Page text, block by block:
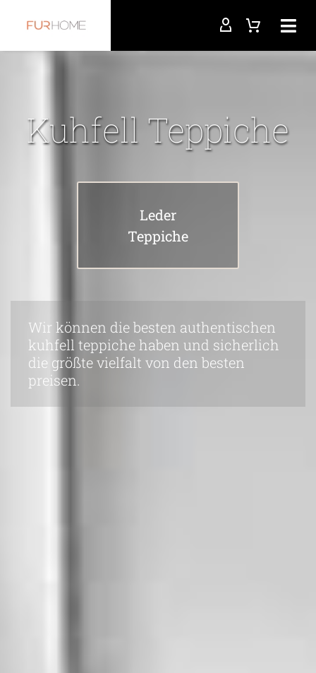
Kuhfell Teppiche
Leder
Teppiche
Wir können die besten authentischen
kuhfell teppiche haben und sicherlich
die größte vielfalt von den besten
preisen.